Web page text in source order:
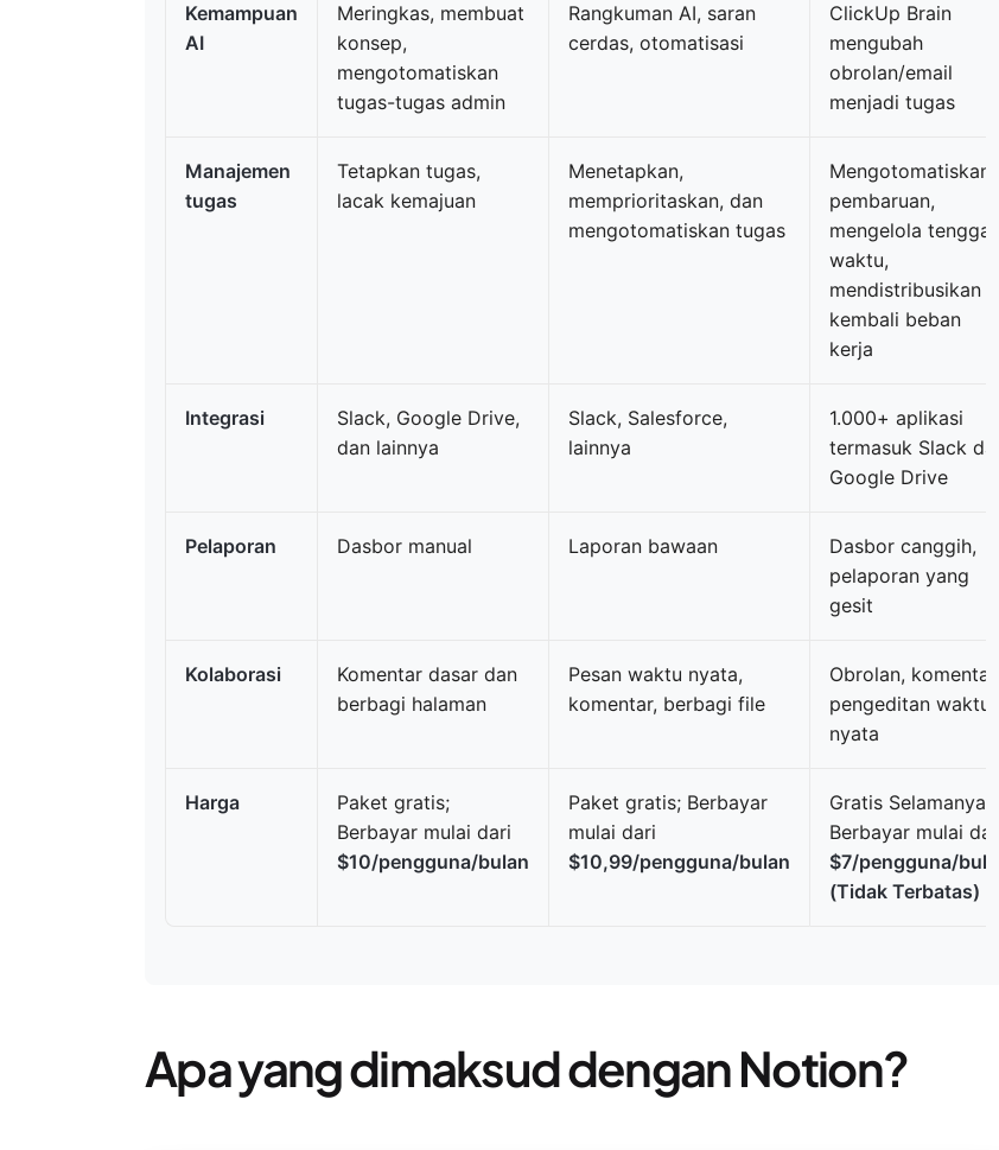
Kemampuan
AI
Meringkas, membuat
konsep,
mengotomatiskan
tugas-tugas admin
Rangkuman AI, saran
cerdas, otomatisasi
ClickUp Brain
mengubah
obrolan/email
menjadi tugas
Manajemen
tugas
Tetapkan tugas,
lacak kemajuan
Menetapkan,
memprioritaskan, dan
mengotomatiskan tugas
Mengotomatiskan
pembaruan,
mengelola tenggat
waktu,
mendistribusikan
kembali beban
kerja
Integrasi
Slack, Google Drive,
dan lainnya
Slack, Salesforce,
lainnya
1.000+ aplikasi
termasuk Slack dan
Google Drive
Pelaporan Dasbor manual Laporan bawaan
Dasbor canggih,
pelaporan yang
gesit
Kolaborasi
Komentar dasar dan
berbagi halaman
Pesan waktu nyata,
komentar, berbagi file
Obrolan, komentar,
pengeditan waktu
nyata
Harga
Paket gratis;
Berbayar mulai dari
$10/pengguna/bulan
Paket gratis; Berbayar
mulai dari
$10,99/pengguna/bulan
Gratis Selamanya;
Berbayar mulai dari
$7/pengguna/bulan
(Tidak Terbatas)
Apa yang dimaksud dengan Notion?